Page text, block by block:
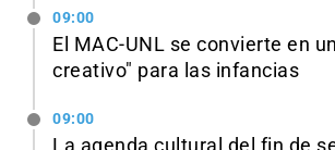
09:00
El MAC-UNL se convierte en
creativo" para las infancias
09:00